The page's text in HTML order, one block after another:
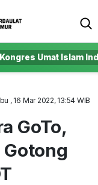
Umat Islam
, 16 Mar 2022, 13:54 WIB
GoTo,
Gotong